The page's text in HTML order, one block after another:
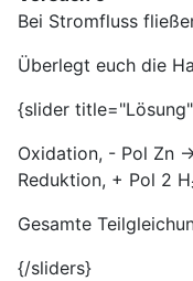
Bei Stromfluss
Überlegt euch die
{slider
Oxidation, - Pol Zn
Reduktion, + Pol 2
Gesamte
{/sliders}